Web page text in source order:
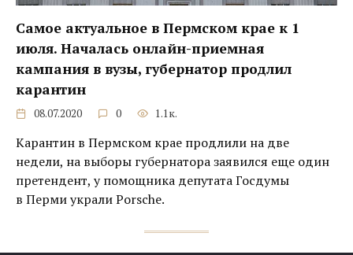
Самое актуальное в Пермском крае к 1
июля. Началась онлайн-приемная
кампания в вузы, губернатор продлил
карантин
08.07.2020 0 1.1к.
Карантин в Пермском крае продлили на две
недели, на выборы губернатора заявился еще один
претендент, у помощника депутата Госдумы
в Перми украли Porsche.